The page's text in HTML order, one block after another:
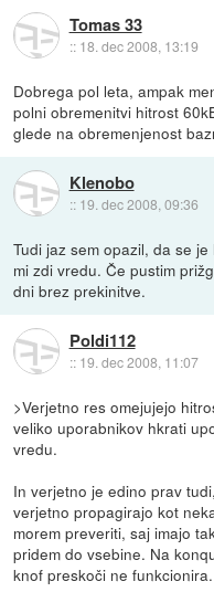
Tomas 33
:: 18. dec 2008, 13:19
Dobrega pol leta, ampak
polni obremenitvi hitrost
glede na obremenjenost
Klenobo
:: 19. dec 2008, 09:36
Tudi jaz sem opazil, da se
mi zdi vredu. Če pustim
dni brez prekinitve.
Poldi112
:: 19. dec 2008, 11:07
>Verjetno res omejujejo
veliko uporabnikov hkrati
vredu.
In verjetno je edino prav
verjetno propagirajo kot
morem preveriti, saj imajo
pridem do vsebine. Na
knof preskoči ne